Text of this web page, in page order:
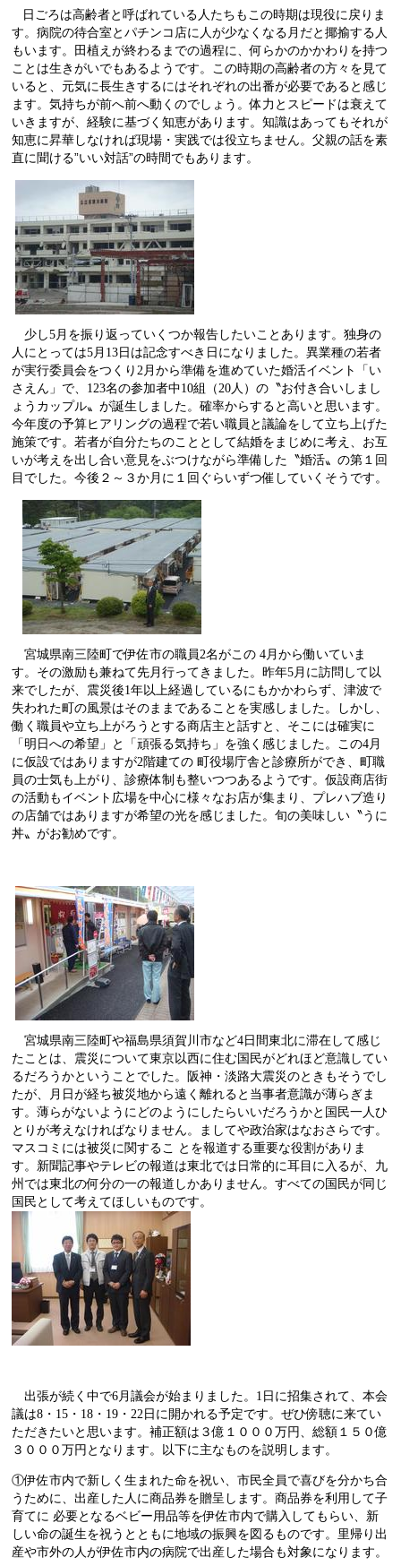
日ごろは高齢者と呼ばれている人たちもこの時期は現役に戻りま
す。病院の待合室とパチンコ店に人が少なくなる月だと揶揄する人
もいます。田植えが終わるまでの過程に、何らかのかかわりを持つ
ことは生きがいでもあるようです。この時期の高齢者の方々を見て
いると、元気に長生きするにはそれぞれの出番が必要であると感じ
ます。気持ちが前へ前へ動くのでしょう。体力とスピードは衰えて
いきますが、経験に基づく知恵があります。知識はあってもそれが
知恵に昇華しなければ現場・実践では役立ちません。父親の話を素
直に聞ける”いい対話”の時間でもあります。
少し5月を振り返っていくつか報告したいことあります。独身の
人にとっては5月 13 日は記念すべき日になりました。異業種の若者
が実行委員会をつくり2月から準備を進めていた婚活イベント「い
さえん」で、 123名の参加者中10組（20人）の〝お付き合いしまし
ょうカップル〟が誕生しました。確率からすると高いと思います。
今年度の予算ヒアリングの過程で若い職員と議論をして立ち上げた
施策です。若者が自分たちのこととして結婚をまじめに考え、お互
いが考えを出し合い意見をぶつけながら準備した〝婚活〟の第１回
目でした。今後２～３か月に１回ぐらいずつ催していくそうです。
宮城県南三陸町で伊佐市の職員2名がこの 4月から働いていま
す。その激励も兼ねて先月行ってきました。昨年5月に訪問して以
来でしたが、震災後1年以上経過しているにもかかわらず、津波で
失われた町の風景はそのままであることを実感しました。しかし、
働く職員や立ち上がろうとする商店主と話すと、そこには確実に
「明日への希望」と「頑張る気持ち」を強く感じました。この4月
に仮設ではありますが2階建ての町役場庁舎と診療所ができ、町職
員の士気も上がり、診療体制も整いつつあるようです。仮設商店街
の活動もイベント広場を中心に様々なお店が集まり、プレハブ造り
の店舗ではありますが希望の光を感じました。旬の美味しい〝うに
丼〟がお勧めです。
宮城県南三陸町や福島県須賀川市など4 日間東北に滞在して感じ
たことは、震災について東京以西に住む国民がどれほど意識してい
るだろうかということでした。阪神・淡路大震災のときもそうでし
たが、月日が経ち被災地から遠く離れると当事者意識が薄らぎま
す。薄らがないようにどのようにしたらいいだろうかと国民一人ひ
とりが考えなければなりません。ましてや政治家はなおさらです。
マスコミには被災に関するこ とを報道する重要な役割がありま
す。新聞記事やテレビの報道は東北では日常的に耳目に入るが、九
州では東北の何分の一の報道しかありません。すべての国民が同じ
国民として考えてほしいものです。
出張が続く中で6月議会が始まりました。 1 日に招集されて、本会
議は8 ・ 15 ・ 18 ・ 19 ・22 日に開かれる予定です。ぜひ傍聴に来てい
ただきたいと思います。補正額は３億１０００万円、総額１５０億
３０００万円となります。以下に主なものを説明します。
①伊佐市内で新しく生まれた命を祝い、市民全員で喜びを分かち合
うために、出産した人に商品券を贈呈します。商品券を利用して子
育てに 必要となるベビー用品等を伊佐市内で購入してもらい、新
しい命の誕生を祝うとともに地域の振興を図るものです。里帰り出
産や市外の人が伊佐市内の病院で出産した場合も対象になります。